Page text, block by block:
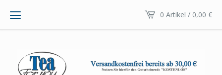
0 Artikel / 0,00 €